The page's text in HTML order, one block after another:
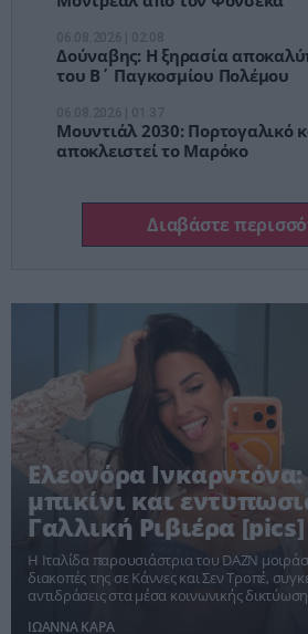
Δούναβης: Η ξηρασία
του Β΄ Παγκοσμίου Πολέμου
Μουντιάλ 2030: Πορτογαλικό
αποκλειστεί το Μαρόκο
Διαβάστε
Ελεονόρα Ινκαρντόνα:
μπικίνι και
Γαλλική Ριβιέρα [pics]
Η Ιταλίδα παρουσιάστρια του DAZN
διακοπές της σε Κάννες και Σεν Τροπέ,
αντιδράσεις στα μέσα κοινωνικής
ΙΩΑΝΝΑ ΚΑΡΑ